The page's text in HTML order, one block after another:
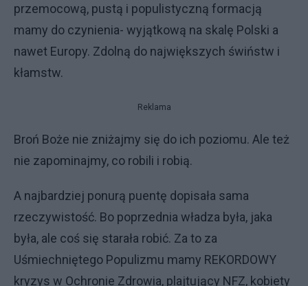
przemocową, pustą i populistyczną formacją
mamy do czynienia- wyjątkową na skalę Polski a
nawet Europy. Zdolną do największych świństw i
kłamstw.
Reklama
Broń Boże nie zniżajmy się do ich poziomu. Ale też
nie zapominajmy, co robili i robią.
A najbardziej ponurą puentę dopisała sama
rzeczywistość. Bo poprzednia władza była, jaka
była, ale coś się starała robić. Za to za
Uśmiechniętego Populizmu mamy REKORDOWY
kryzys w Ochronie Zdrowia, plajtujący NFZ, kobiety